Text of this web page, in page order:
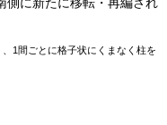
側に新たに移転・再編され
1間ごとに格子状にくまなく柱を